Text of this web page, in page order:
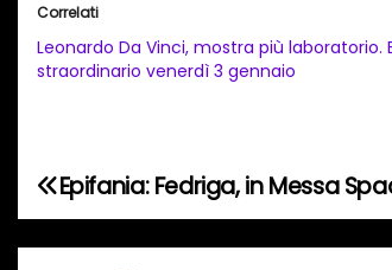
a
t
Correlati
Leonardo Da Vinci, mostra più laboratorio.
straordinario venerdì 3 gennaio
N
a
Epifania: Fedriga, in Messa